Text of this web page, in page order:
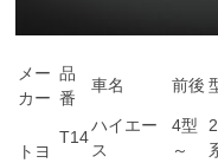
メー
カー
品
番
車名 前後
トヨ
T14
ハイエー
ス
4型
～